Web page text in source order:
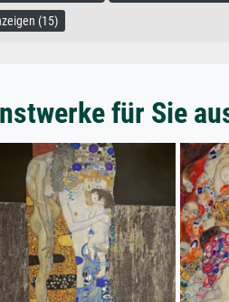
(15)
für Sie